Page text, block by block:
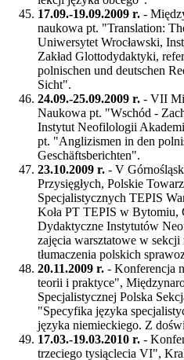
17.09.-19.09.2009 r. -
naukowa pt. "Translation:
Uniwersytet Wrocławski,
Zakład Glottodydaktyki,
polnischen und deutschen
Sicht".
24.09.-25.09.2009 r. - VII
Naukowa pt. "Wschód -
Instytut Neofilologii
pt. "Anglizismen in den
Geschäftsberichten".
23.10.2009 r. - V
Przysięgłych, Polskie
Specjalistycznych TEPIS
Koła PT TEPIS w Bytomiu,
Dydaktyczne Instytutów
zajęcia warsztatowe w
tłumaczenia polskich
20.11.2009 r. - Konferencja
teorii i praktyce",
Specjalistycznej Polska
"Specyfika języka
języka niemieckiego. Z
17.03.-19.03.2010 r. -
trzeciego tysiąclecia VI",